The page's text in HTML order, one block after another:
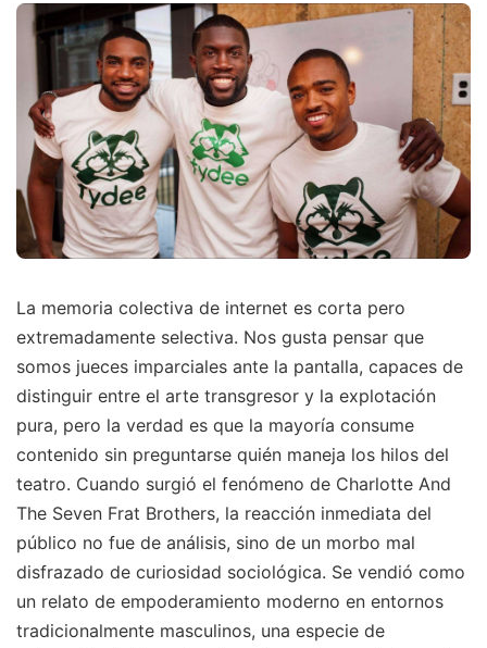
La memoria colectiva de internet es corta pero
extremadamente selectiva. Nos gusta pensar que
somos jueces imparciales ante la pantalla, capaces de
distinguir entre el arte transgresor y la explotación
pura, pero la verdad es que la mayoría consume
contenido sin preguntarse quién maneja los hilos del
teatro. Cuando surgió el fenómeno de Charlotte And
The Seven Frat Brothers, la reacción inmediata del
público no fue de análisis, sino de un morbo mal
disfrazado de curiosidad sociológica. Se vendió como
un relato de empoderamiento moderno en entornos
tradicionalmente masculinos, una especie de